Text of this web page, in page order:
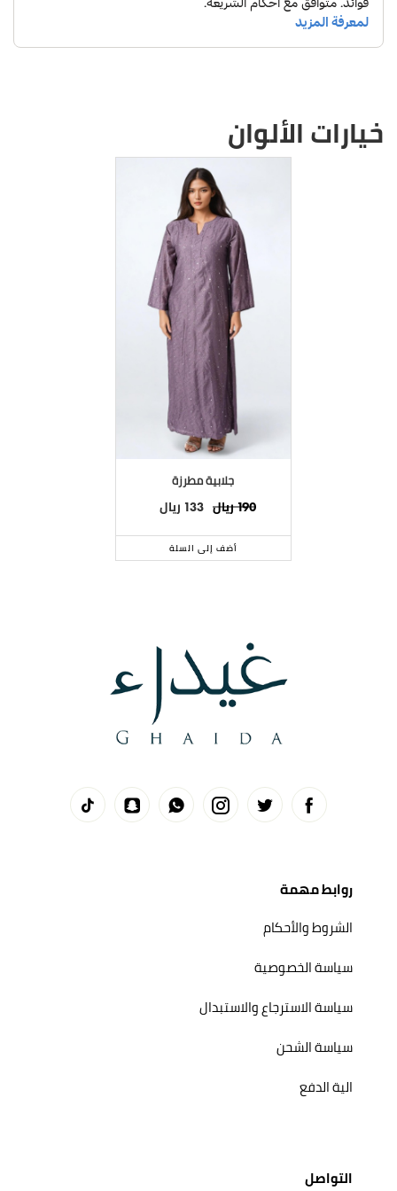
العلامة التجارية :غيداء
رمز المنتج : GH03240504
فستان حرير طويل بقصة مميزه وعصريه تعطى الاناقه لمن
يرتديه
ياتى الفستان بقصة اى لاين العصريه و المبتكرة التى
تضيف الأناقة والتميز للفستان
ياتى الفستان باللون الأحمر مما يعطى انطباع بالجرأة بجانب
الاناقة و الرقى فيجعل مظهرك انيق ، مميز ، لا ينسى
يأتي الفستان مع التطريز بالخرز على كامل الفستان فيجعل
منه قطعة فنية ثمينة عند رؤيتها لا يمكن لأحد أن ينساها
يأتي الفستان بقصة طويلة مناسبة للجميع ، ايضا بأكمام
طويلة تعطى شكل جذاب وعصرى
خيارات الألوان
جلابية مطرزة
ريال190 ريال 133
أضف إلى السلة
روابط مهمة
الشروط والأحكام
سياسة الخصوصية
سياسة الاسترجاع والاستبدال
سياسة الشحن
الية الدفع
التواصل